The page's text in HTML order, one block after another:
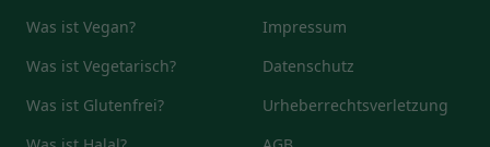
Was ist Vegan?
Was ist Vegetarisch?
Was ist Glutenfrei?
Impressum
Datenschutz
Urheberrechtsverletzung